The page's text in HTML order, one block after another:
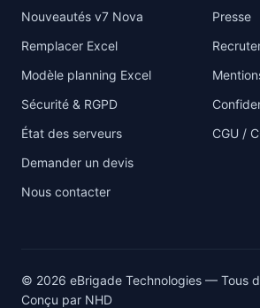
Nouveautés v7 Nova
Remplacer Excel
Modèle planning Excel
Sécurité & RGPD
État des serveurs
Demander un devis
Nous contacter
Presse
CGU /
© 2026 eBrigade Technologies — Tous
Conçu par NHD